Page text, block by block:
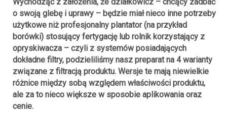
o swoją glebę i uprawy – będzie miał nieco inne potrzeby
użytkowe niż profesjonalny plantator (na przykład
borówki) stosujący fertygację lub rolnik korzystający z
opryskiwacza – czyli z systemów posiadających
dokładne filtry, podzieliliśmy nasz preparat na 4 warianty
związane z filtracją produktu. Wersje te mają niewielkie
różnice między sobą względem właściwości produktu,
ale za to nieco większe w sposobie aplikowania oraz
cenie.